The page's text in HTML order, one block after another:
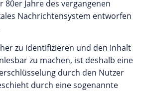
Jahre des vergangenen
Nachrichtensystem entworfen
zu identifizieren und den Inhalt
zu machen, ist deshalb eine
durch den Nutzer
durch eine sogenannte